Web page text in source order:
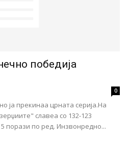
победија
0
ја прекинаа црната серија.На
славеa со 132-123
5 порази по ред. Инзвонредно...